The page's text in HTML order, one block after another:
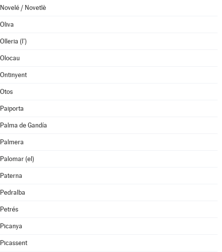
Novelé / Novetlè
Oliva
Olleria (l')
Olocau
Ontinyent
Otos
Paiporta
Palma de Gandía
Palmera
Palomar (el)
Paterna
Pedralba
Petrés
Picanya
Picassent